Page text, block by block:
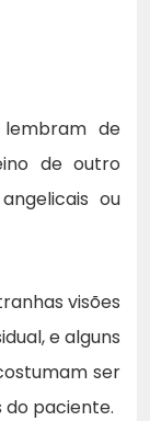
lembram de
de outro
ou
visões
e alguns
ser
do paciente.